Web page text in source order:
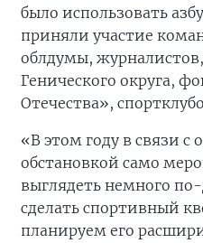
было использовать
приняли участие
облдумы,
Генического округа,
Отечества»,
«В этом году в связи с
обстановкой само
выглядеть немного
сделать спортивный
планируем его